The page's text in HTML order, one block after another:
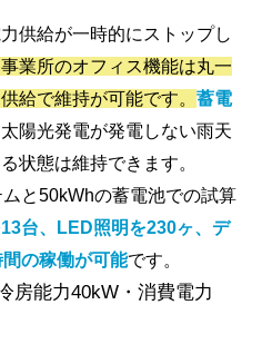
供給が一時的にストップし
業所のオフィス機能は丸一
給で維持が可能です。 蓄電
陽光発電が発電しない雨天
状態は維持できます。
と50kWhの蓄電池での試算
台、LED照明を230ヶ、デ
の稼働が可能です。
房能力40kW・消費電力